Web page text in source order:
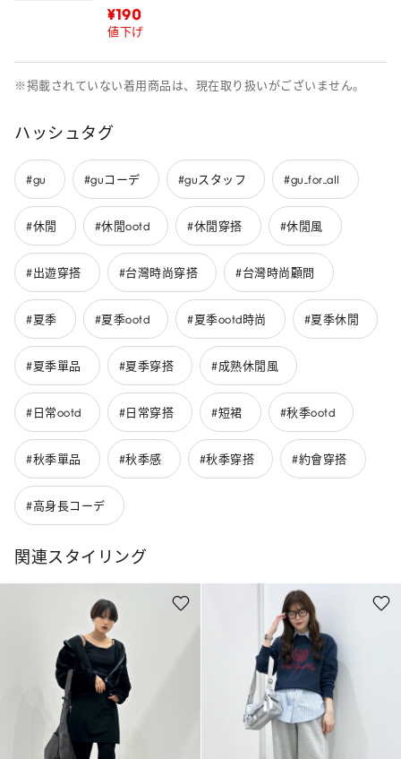
¥190
値下げ
※掲載されていない着用商品は、現在取り扱いがございません。
ハッシュタグ
#gu #guコーデ #guスタッフ #gu_for_all
#休閒 #休閒ootd #休閒穿搭 #休閒風
#出遊穿搭 #台灣時尚穿搭 #台灣時尚顧問
#夏季 #夏季ootd #夏季ootd時尚 #夏季休閒
#夏季單品 #夏季穿搭 #成熟休閒風
#日常ootd #日常穿搭 #短裙 #秋季ootd
#秋季單品 #秋季感 #秋季穿搭 #約會穿搭
#高身長コーデ
関連スタイリング